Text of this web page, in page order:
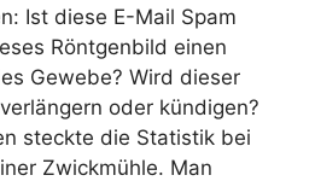
Ist diese E-Mail Spam
Röntgenbild einen
Gewebe? Wird dieser
oder kündigen?
steckte die Statistik bei
Zwickmühle. Man